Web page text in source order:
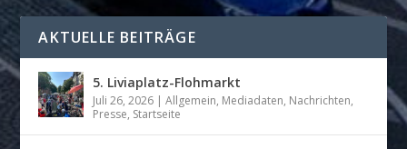
AKTUELLE BEITRÄGE
5. Liviaplatz-Flohmarkt
Juli 26, 2026 |Allgemein, Mediadaten, Nachrichten,
Presse, Startseite